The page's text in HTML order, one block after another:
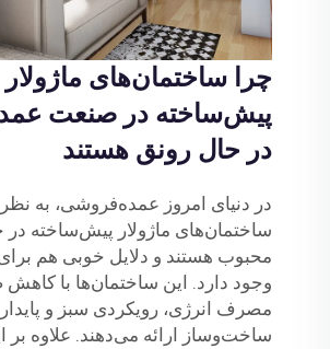
چرا ساختمان‌های ماژولار
پیش‌ساخته در صنعت
در حال رونق هستند
در دنیای امروز عمده‌فروشی، به
ساختمان‌های ماژولار پیش‌ساخته در
محبوب هستند و دلایل خوبی هم
وجود دارد. این ساختمان‌ها با کاهش
مصرف انرژی، رویکردی سبز و پایدار
ساخت‌وساز ارائه می‌دهند. علاوه بر